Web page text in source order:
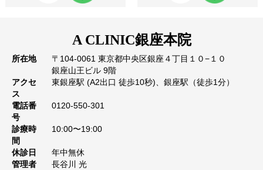
A CLINIC銀座本院
所在地
〒104-0061 東京都中央区銀座４丁目１０−１０
銀座山王ビル 9階
アクセ
ス
東銀座駅 (A2出口 徒歩10秒)、銀座駅（徒歩1分）
電話番
号
0120-550-301
診療時
間
10:00〜19:00
休診日
年中無休
管理者
長谷川 光